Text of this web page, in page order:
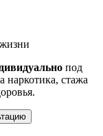
под
наркотика, стажа